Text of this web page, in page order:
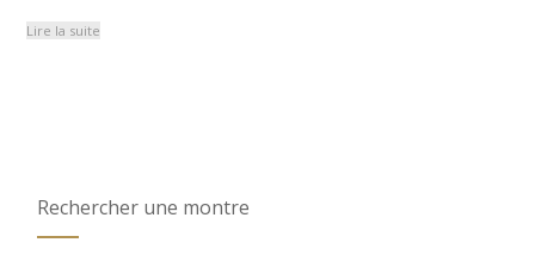
Lire la suite
Rechercher une montre